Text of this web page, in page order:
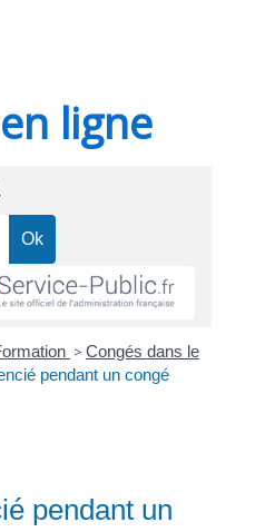
ligne
> Congés dans le
pendant un congé
pendant un